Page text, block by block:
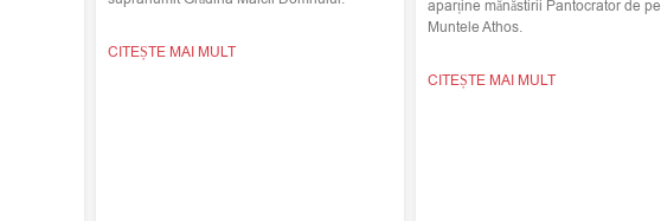
CITEȘTE MAI MULT
aparține mănăstirii Pantocrator de pe
Muntele Athos.
CITEȘTE MAI MULT